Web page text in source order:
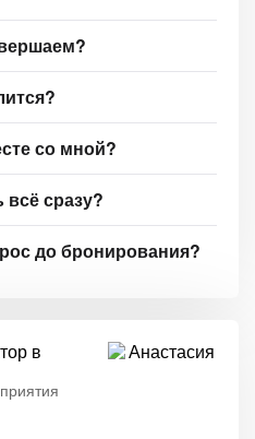
со мной?
сразу?
до бронирования?
в